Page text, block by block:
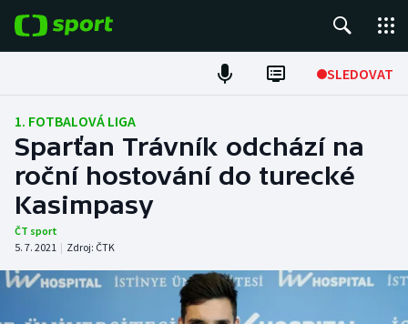
SLEDOVAT
Fotbal
Hokej
Tenis
Atletika
Cyklistika
1. FOTBALOVÁ LIGA
Sparťan Trávník odchází na
roční hostování do turecké
Kasimpasy
ČT sport
5. 7. 2021 | Zdroj: ČTK